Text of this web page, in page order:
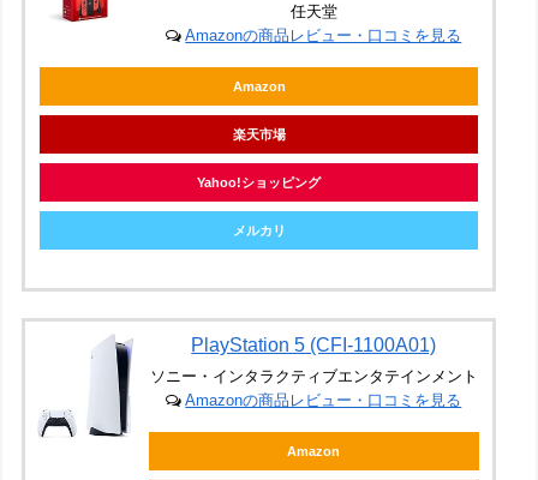
任天堂
Amazonの商品レビュー・口コミを見る
Amazon
楽天市場
Yahoo!ショッピング
メルカリ
PlayStation 5 (CFI-1100A01)
ソニー・インタラクティブエンタテインメント
Amazonの商品レビュー・口コミを見る
Amazon